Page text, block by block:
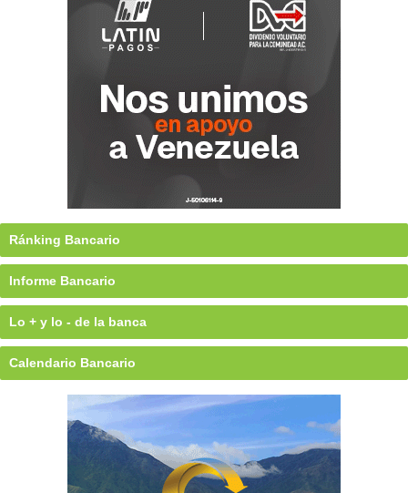
Ránking Bancario
Informe Bancario
Lo + y lo - de la banca
Calendario Bancario